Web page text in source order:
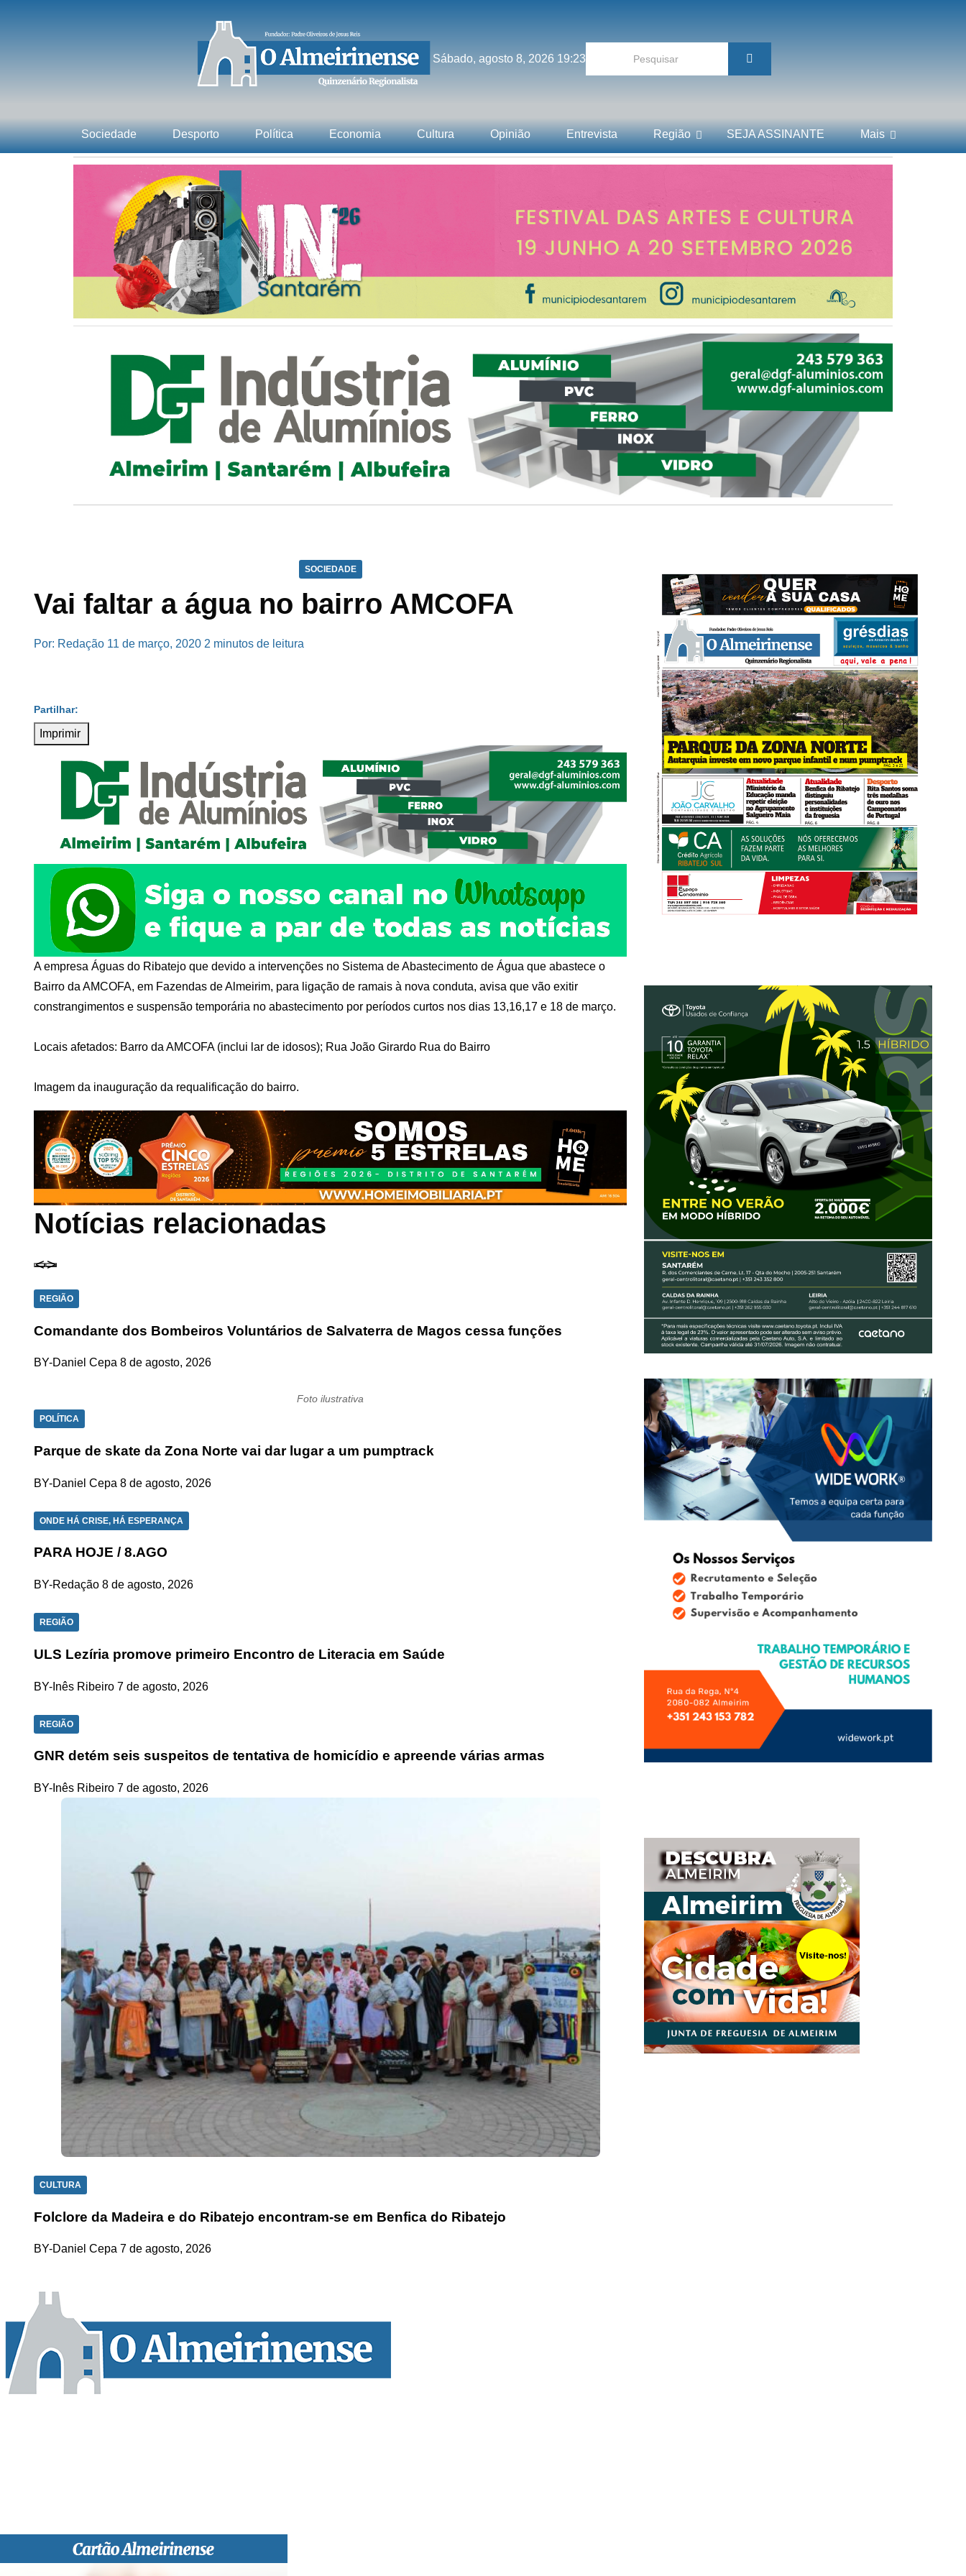
Sábado, agosto 8, 2026 19:23
Sociedade Desporto Política Economia Cultura Opinião Entrevista Região SEJA ASSINANTE Mais
SOCIEDADE
Vai faltar a água no bairro AMCOFA
Por: Redação 11 de março, 2020 2 minutos de leitura
Imprimir
A empresa Águas do Ribatejo que devido a intervenções no Sistema de Abastecimento de Água que abastece o
Bairro da AMCOFA, em Fazendas de Almeirim, para ligação de ramais à nova conduta, avisa que vão exitir
constrangimentos e suspensão temporária no abastecimento por períodos curtos nos dias 13,16,17 e 18 de março.
Locais afetados: Barro da AMCOFA (inclui lar de idosos); Rua João Girardo Rua do Bairro
Imagem da inauguração da requalificação do bairro.
Notícias relacionadas
REGIÃO
Comandante dos Bombeiros Voluntários de Salvaterra de Magos cessa funções
BY-Daniel Cepa 8 de agosto, 2026
Foto ilustrativa
POLÍTICA
Parque de skate da Zona Norte vai dar lugar a um pumptrack
BY-Daniel Cepa 8 de agosto, 2026
ONDE HÁ CRISE, HÁ ESPERANÇA
PARA HOJE / 8.AGO
BY-Redação 8 de agosto, 2026
REGIÃO
ULS Lezíria promove primeiro Encontro de Literacia em Saúde
BY-Inês Ribeiro 7 de agosto, 2026
REGIÃO
GNR detém seis suspeitos de tentativa de homicídio e apreende várias armas
BY-Inês Ribeiro 7 de agosto, 2026
CULTURA
Folclore da Madeira e do Ribatejo encontram-se em Benfica do Ribatejo
BY-Daniel Cepa 7 de agosto, 2026